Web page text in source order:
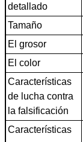
detallado
Tamaño
El grosor
El color
Características
de lucha contra
la falsificación
Características